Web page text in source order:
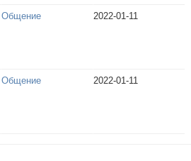
Общение 2022-01-11
Общение 2022-01-11